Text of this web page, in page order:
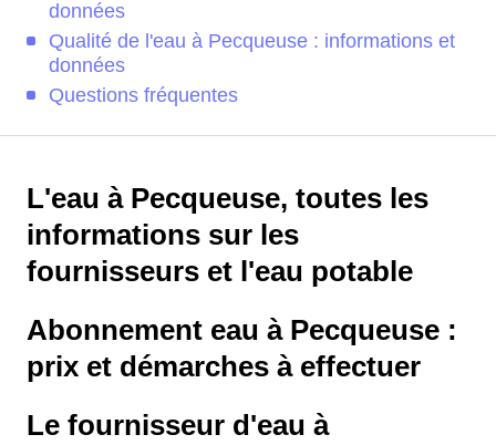
données
Qualité de l'eau à Pecqueuse : informations et
données
Questions fréquentes
L'eau à Pecqueuse, toutes les
informations sur les
fournisseurs et l'eau potable
Abonnement eau à Pecqueuse :
prix et démarches à effectuer
Le fournisseur d'eau à